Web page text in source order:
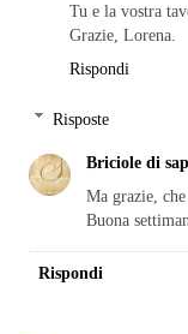
Tu e la vostra
Grazie, Lorena.
Rispondi
Risposte
Briciole di
Ma grazie,
Buona
Rispondi